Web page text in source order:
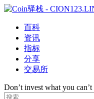
百科
资讯
指标
分享
交易所
Don’t invest what you